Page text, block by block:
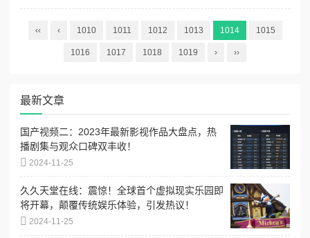
‹‹ ‹ 1010 1011 1012 1013 1014 1015
1016 1017 1018 1019 › ››
最新文章
国产视频二：2023年最新影视作品大盘点，热
播剧集与观众口碑双丰收！
2024-11-25
久久天堂在线：震惊！全球首个虚拟现实乐园即
将开幕，颠覆传统娱乐体验，引发热议！
2024-11-25